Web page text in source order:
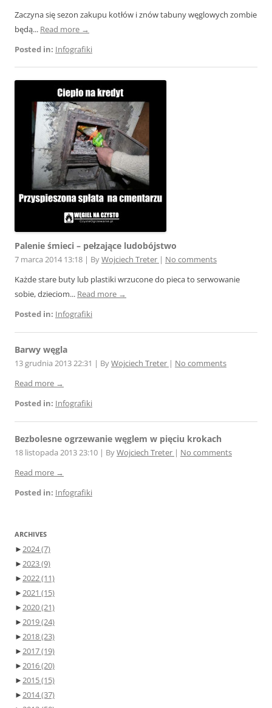
Zaczyna się sezon zakupu kotłów i znów tabuny węglowych zombie
będą... Read more →
Posted in: Infografiki
Palenie śmieci – pełzające ludobójstwo
7 marca 2014 13:18 | ByWojciech Treter | No comments
Każde stare buty lub plastiki wrzucone do pieca to serwowanie
sobie, dzieciom... Read more →
Posted in: Infografiki
Barwy węgla
13 grudnia 2013 22:31 | ByWojciech Treter | No comments
Read more →
Posted in: Infografiki
Bezbolesne ogrzewanie węglem w pięciu krokach
18 listopada 2013 23:10 | ByWojciech Treter | No comments
Read more →
Posted in: Infografiki
ARCHIVES
►2024(7)
►2023(9)
►2022(11)
►2021 (15)
►2020(21)
►2019(24)
►2018(23)
►2017(19)
►2016(20)
►2015(15)
►2014(37)